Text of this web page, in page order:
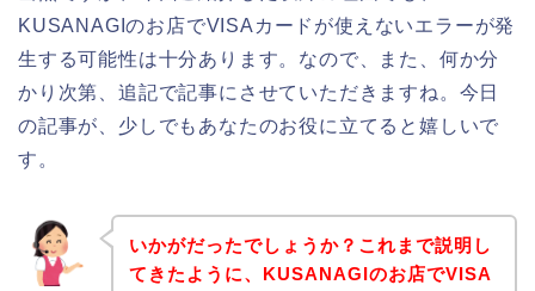
KUSANAGIのお店でVISAカードが使えないエラーが発
生する可能性は十分あります。なので、また、何か分
かり次第、追記で記事にさせていただきますね。今日
の記事が、少しでもあなたのお役に立てると嬉しいで
す。
いかがだったでしょうか？これまで説明し
てきたように、KUSANAGIのお店でVISA